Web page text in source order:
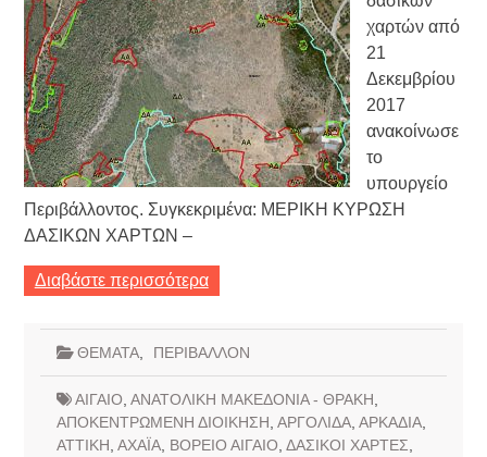
χαρτών από
21
Δεκεμβρίου
2017
ανακοίνωσε
το
υπουργείο
Περιβάλλοντος. Συγκεκριμένα: ΜΕΡΙΚΗ ΚΥΡΩΣΗ
ΔΑΣΙΚΩΝ ΧΑΡΤΩΝ –
Διαβάστε περισσότερα
ΘΕΜΑΤΑ, ΠΕΡΙΒΑΛΛΟΝ
ΑΙΓΑΙΟ ΑΝΑΤΟΛΙΚΗ ΜΑΚΕΔΟΝΙΑ - ΘΡΑΚΗ
ΑΠΟΚΕΝΤΡΩΜΕΝΗ ΔΙΟΙΚΗΣΗ ΑΡΓΟΛΙΔΑ, ΑΡΚΑΔΙΑ,
ΑΤΤΙΚΗ ΑΧΑΪΑ, ΒΟΡΕΙΟ ΑΙΓΑΙΟ ΔΑΣΙΚΟΙ ΧΑΡΤΕΣ